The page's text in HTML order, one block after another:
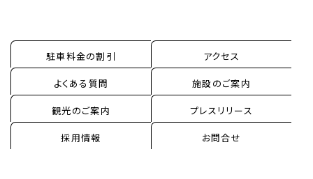
駐車料金の割引 アクセス
よくある質問 施設のご案内
観光のご案内 プレスリリース
採用情報 お問合せ